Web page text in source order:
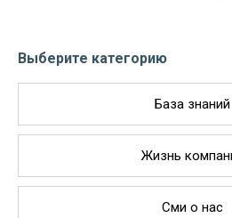
Выберите категорию
База знаний
Жизнь
Сми о нас